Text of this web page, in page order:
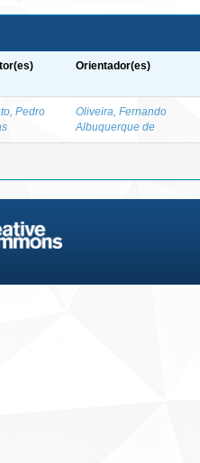
Orientador(es)
Pedro
Oliveira, Fernando
Albuquerque de